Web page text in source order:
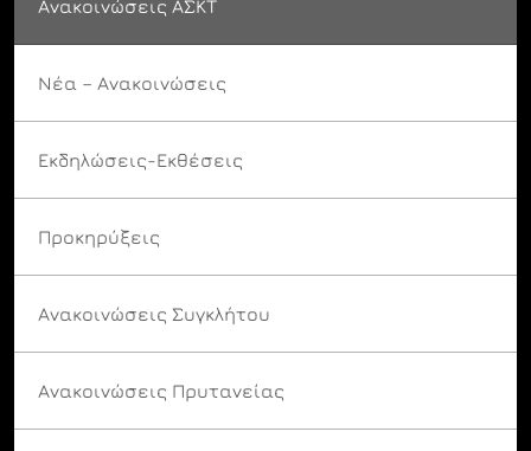
Ανακοινώσεις ΑΣΚΤ
Νέα – Ανακοινώσεις
Εκδηλώσεις-Εκθέσεις
Προκηρύξεις
Ανακοινώσεις Συγκλήτου
Ανακοινώσεις Πρυτανείας